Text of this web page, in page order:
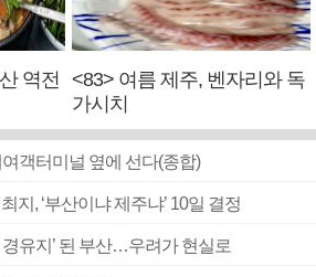
역전
<83> 여름 제주, 벤자리와 독
가시치
객터미널 옆에 선다(종합)
지, ‘부산이냐 제주냐’ 10일 결정
유지’ 된 부산…우려가 현실로